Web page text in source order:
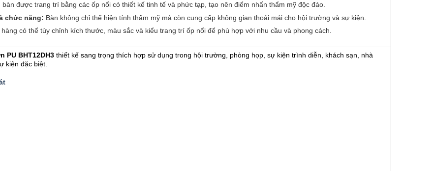
bàn được trang trí bằng các ốp nổi có thiết kế tinh tế và phức tạp, tạo nên điểm nhấn thẩm mỹ độc đáo.
chức năng: Bàn không chỉ thể hiện tính thẩm mỹ mà còn cung cấp không gian thoải mái cho hội trường và sự kiện.
hàng có thể tùy chỉnh kích thước, màu sắc và kiểu trang trí ốp nổi để phù hợp với nhu cầu và phong cách.
PU BHT12DH3 thiết kế sang trọng thích hợp sử dụng trong hội trường, phòng họp, sự kiện trình diễn, khách sạn, nhà
kiện đặc biệt.